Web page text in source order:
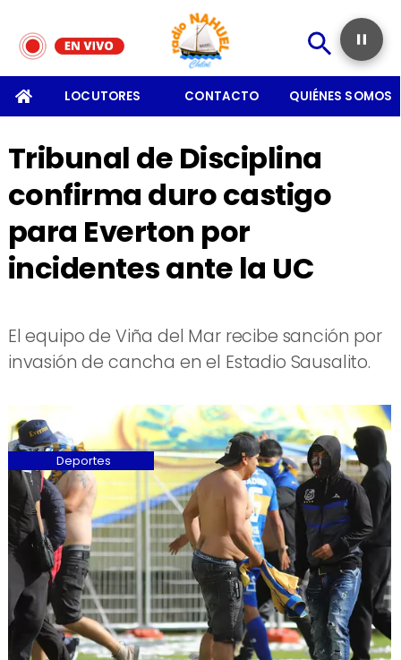
LOCUTORES CONTACTO QUIÉNES SOMOS
Tribunal de Disciplina
confirma duro castigo
para Everton por
incidentes ante la UC
El equipo de Viña del Mar recibe sanción por
invasión de cancha en el Estadio Sausalito.
Deportes